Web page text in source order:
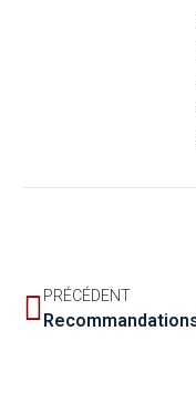
PRÉCÉDENT